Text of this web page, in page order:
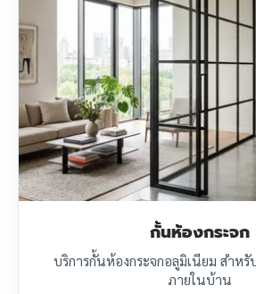
กั้นห้องกระจก
บริการกั้นห้องกระจกอลูมิเนียม สำห
ภายในบ้าน